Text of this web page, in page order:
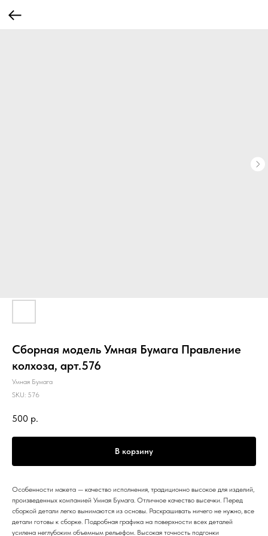
Сборная модель Умная Бумага Правление
колхоза, арт.576
Умная Бумага
SKU: 576
500 р.
В корзину
Особенности макета — качество исполнения, традиционно высокое для изделий,
произведенных компанией Умная Бумага. Отличное качество высечки. Перед
сборкой детали легко вынимаются из основы. Раскрашивать ничего не нужно, все
детали готовы к сборке. Подробная графика на поверхности всех деталей
усилена неглубоким объемным рельефом. Высокая точность подгонки